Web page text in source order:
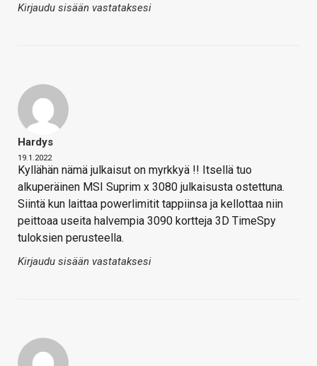
Kirjaudu sisään vastataksesi
Hardys
19.1.2022
Kyllähän nämä julkaisut on myrkkyä !! Itsellä tuo
alkuperäinen MSI Suprim x 3080 julkaisusta ostettuna.
Siintä kun laittaa powerlimitit tappiinsa ja kellottaa niin
peittoaa useita halvempia 3090 kortteja 3D TimeSpy
tuloksien perusteella.
Kirjaudu sisään vastataksesi